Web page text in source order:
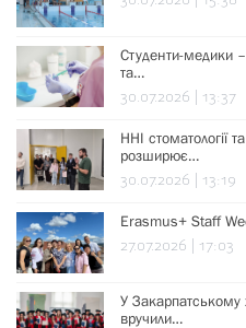
Студенти-медики
та…
30.07.2026 | 13:37
ННІ стоматології
розширює…
30.07.2026 | 13:19
Erasmus+ Staff
27.07.2026 | 17:03
У Закарпатському
вручили…